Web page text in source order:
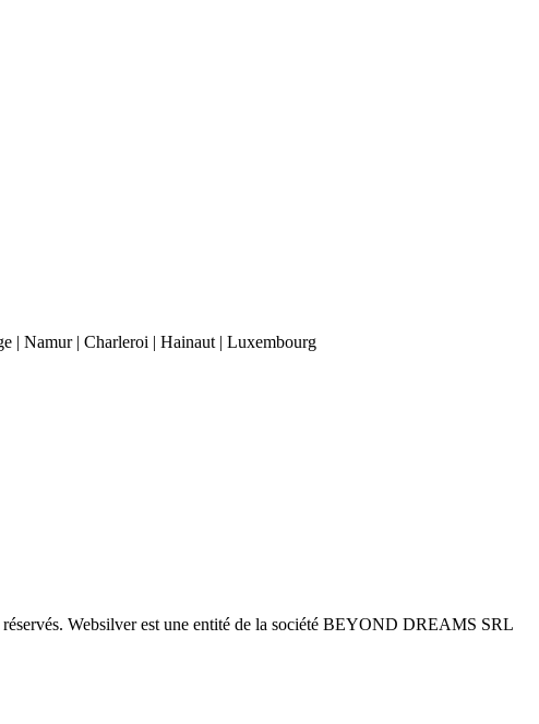
| Namur | Charleroi | Hainaut | Luxembourg
Websilver est une entité de la société BEYOND DREAMS SRL